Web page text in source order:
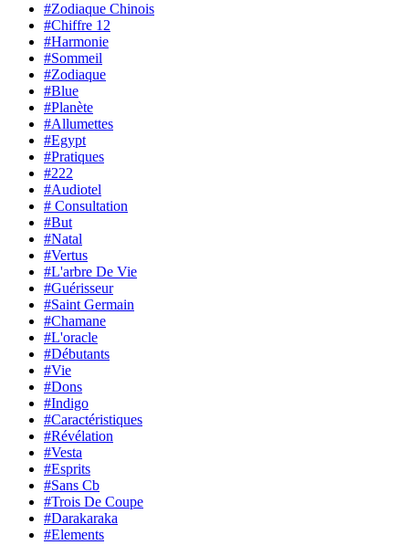
#Zodiaque Chinois
#Chiffre 12
#Harmonie
#Sommeil
#Zodiaque
#Blue
#Planète
#Allumettes
#Egypt
#Pratiques
#222
#Audiotel
# Consultation
#But
#Natal
#Vertus
#L'arbre De Vie
#Guérisseur
#Saint Germain
#Chamane
#L'oracle
#Débutants
#Vie
#Dons
#Indigo
#Caractéristiques
#Révélation
#Vesta
#Esprits
#Sans Cb
#Trois De Coupe
#Darakaraka
#Elements